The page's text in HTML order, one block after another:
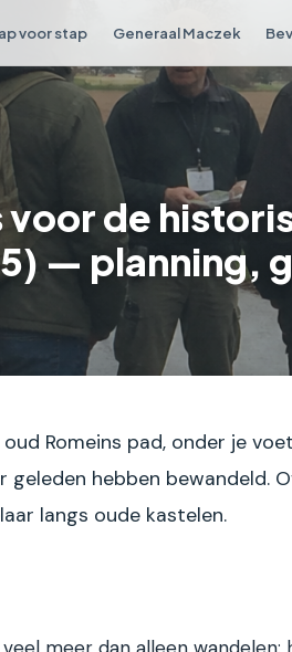
voor stap Generaal Maczek
de
— planning,
Romeins pad, onder je
geleden hebben bewandeld.
langs oude kastelen.